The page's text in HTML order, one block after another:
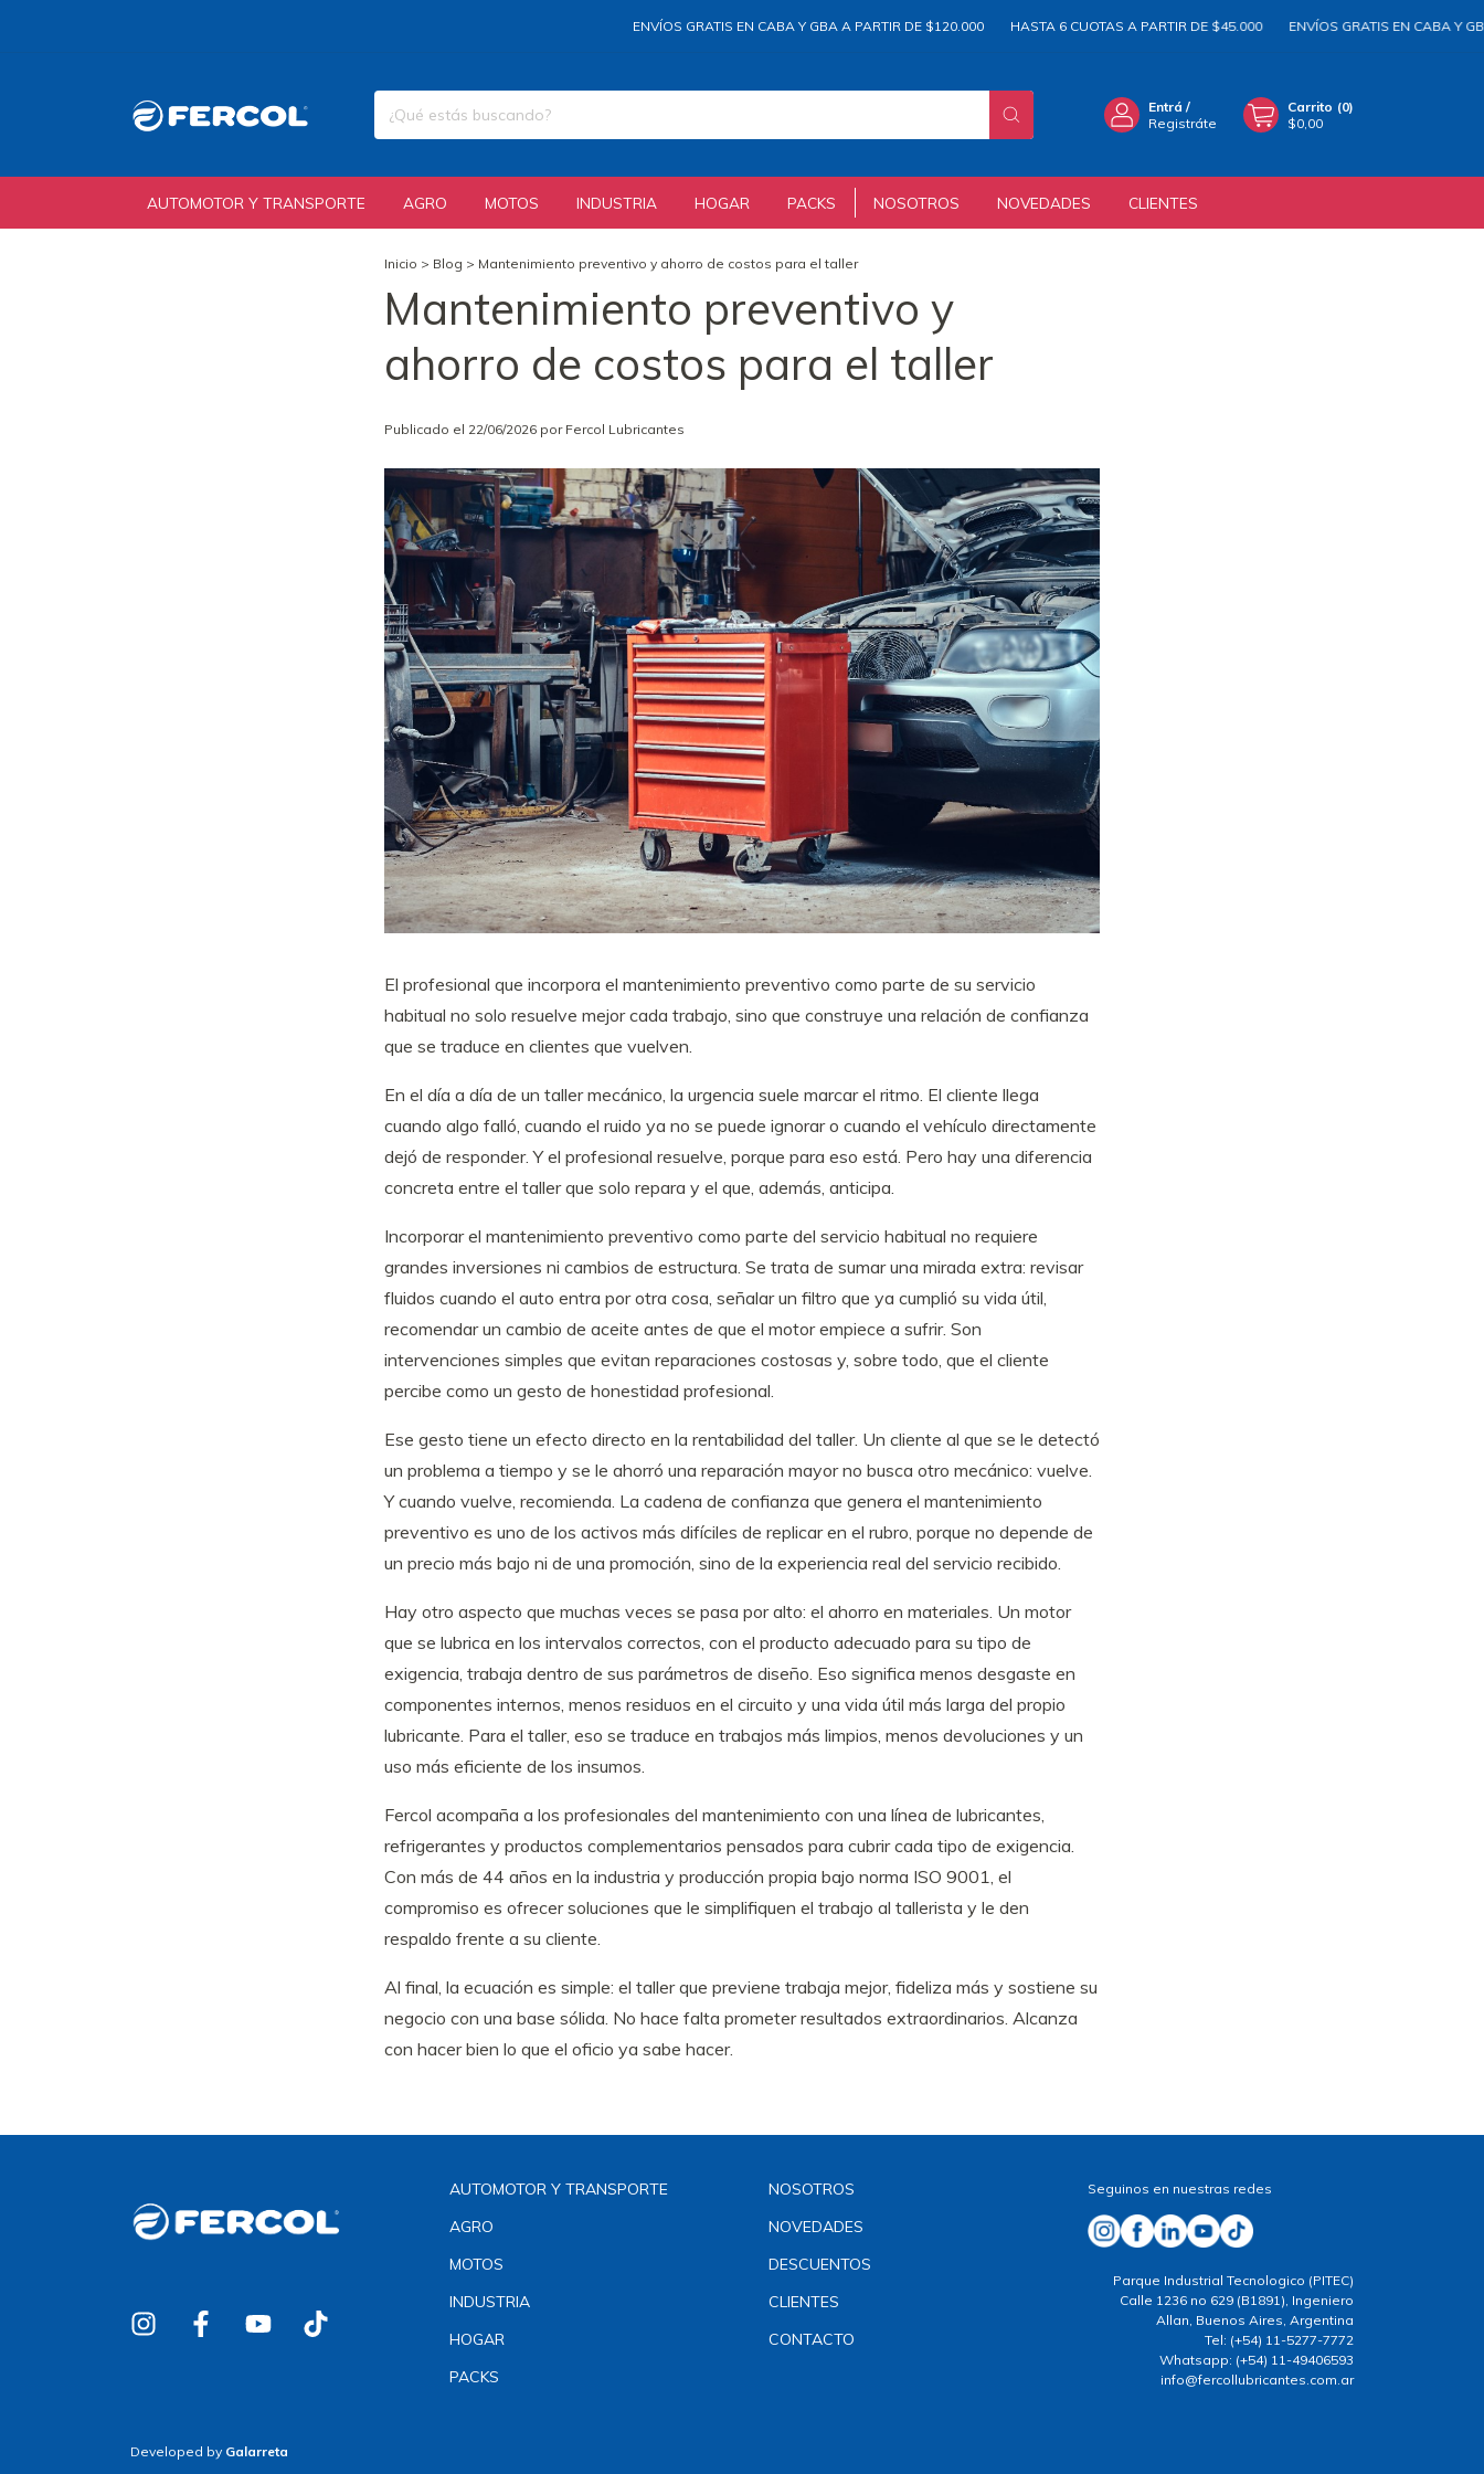
ENVÍOS GRATIS EN CABA Y GBA A PARTIR DE $120.000 HASTA 6 CUOTAS A PARTIR DE $45.000 ENVÍOS GRATIS EN CABA Y GBA A
Entrá /
Registráte
Carrito (0)
$0,00
AUTOMOTOR Y TRANSPORTE AGRO MOTOS INDUSTRIA HOGAR PACKS NOSOTROS NOVEDADES CLIENTES
Inicio > Blog > Mantenimiento preventivo y ahorro de costos para el taller
Mantenimiento preventivo y
ahorro de costos para el taller
Publicado el 22/06/2026 por Fercol Lubricantes
El profesional que incorpora el mantenimiento preventivo como parte de su servicio
habitual no solo resuelve mejor cada trabajo, sino que construye una relación de confianza
que se traduce en clientes que vuelven.
En el día a día de un taller mecánico, la urgencia suele marcar el ritmo. El cliente llega
cuando algo falló, cuando el ruido ya no se puede ignorar o cuando el vehículo directamente
dejó de responder. Y el profesional resuelve, porque para eso está. Pero hay una diferencia
concreta entre el taller que solo repara y el que, además, anticipa.
Incorporar el mantenimiento preventivo como parte del servicio habitual no requiere
grandes inversiones ni cambios de estructura. Se trata de sumar una mirada extra: revisar
fluidos cuando el auto entra por otra cosa, señalar un filtro que ya cumplió su vida útil,
recomendar un cambio de aceite antes de que el motor empiece a sufrir. Son
intervenciones simples que evitan reparaciones costosas y, sobre todo, que el cliente
percibe como un gesto de honestidad profesional.
Ese gesto tiene un efecto directo en la rentabilidad del taller. Un cliente al que se le detectó
un problema a tiempo y se le ahorró una reparación mayor no busca otro mecánico: vuelve.
Y cuando vuelve, recomienda. La cadena de confianza que genera el mantenimiento
preventivo es uno de los activos más difíciles de replicar en el rubro, porque no depende de
un precio más bajo ni de una promoción, sino de la experiencia real del servicio recibido.
Hay otro aspecto que muchas veces se pasa por alto: el ahorro en materiales. Un motor
que se lubrica en los intervalos correctos, con el producto adecuado para su tipo de
exigencia, trabaja dentro de sus parámetros de diseño. Eso significa menos desgaste en
componentes internos, menos residuos en el circuito y una vida útil más larga del propio
lubricante. Para el taller, eso se traduce en trabajos más limpios, menos devoluciones y un
uso más eficiente de los insumos.
Fercol acompaña a los profesionales del mantenimiento con una línea de lubricantes,
refrigerantes y productos complementarios pensados para cubrir cada tipo de exigencia.
Con más de 44 años en la industria y producción propia bajo norma ISO 9001, el
compromiso es ofrecer soluciones que le simplifiquen el trabajo al tallerista y le den
respaldo frente a su cliente.
Al final, la ecuación es simple: el taller que previene trabaja mejor, fideliza más y sostiene su
negocio con una base sólida. No hace falta prometer resultados extraordinarios. Alcanza
con hacer bien lo que el oficio ya sabe hacer.
AUTOMOTOR Y TRANSPORTE
AGRO
MOTOS
INDUSTRIA
HOGAR
PACKS
NOSOTROS
NOVEDADES
DESCUENTOS
CLIENTES
CONTACTO
Seguinos en nuestras redes
Parque Industrial Tecnologico (PITEC)
Calle 1236 no 629 (B1891), Ingeniero
Allan, Buenos Aires, Argentina
Tel: (+54) 11-5277-7772
Whatsapp: (+54) 11-49406593
info@fercollubricantes.com.ar
Developed by Galarreta